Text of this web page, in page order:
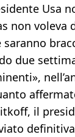
Usa
non voleva
saranno
due
il